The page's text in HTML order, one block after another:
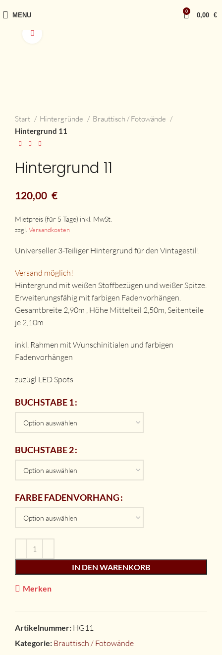
MENU 0 0,00 €
Start Hintergründe Brauttisch / Fotowände
Hintergrund 11
Hintergrund 11
120,00 €
zzgl. Versandkosten
Universeller 3-Teiliger Hintergrund für den Vintagestil!
Versand möglich!
Hintergrund mit weißen Stoffbezügen und weißer Spitze.
Erweiterungsfähig mit farbigen Fadenvorhängen.
Gesamtbreite 2,90m , Höhe Mittelteil 2,50m, Seitenteile
je 2,10m
inkl. Rahmen mit Wunschinitialen und farbigen
Fadenvorhängen
zuzügl LED Spots
BUCHSTABE 1
BUCHSTABE 2
FARBE FADENVORHANG
IN DEN WARENKORB
Merken
Artikelnummer: HG11
Kategorie: Brauttisch / Fotowände